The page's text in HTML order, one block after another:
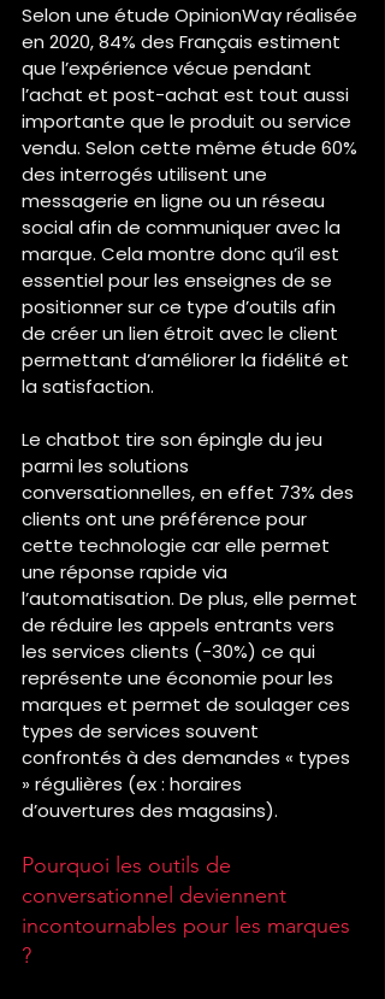
Selon une étude OpinionWay réalisée
en 2020, 84% des Français estiment
que l’expérience vécue pendant
l’achat et post-achat est tout aussi
importante que le produit ou service
vendu. Selon cette même étude 60%
des interrogés utilisent une
messagerie en ligne ou un réseau
social afin de communiquer avec la
marque. Cela montre donc qu’il est
essentiel pour les enseignes de se
positionner sur ce type d’outils afin
de créer un lien étroit avec le client
permettant d’améliorer la fidélité et
la satisfaction.
Le chatbot tire son épingle du jeu
parmi les solutions
conversationnelles, en effet 73% des
clients ont une préférence pour
cette technologie car elle permet
une réponse rapide via
l’automatisation. De plus, elle permet
de réduire les appels entrants vers
les services clients (-30%) ce qui
représente une économie pour les
marques et permet de soulager ces
types de services souvent
confrontés à des demandes « types
» régulières (ex : horaires
d’ouvertures des magasins).
Pourquoi les outils de
conversationnel deviennent
incontournables pour les marques
?